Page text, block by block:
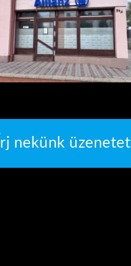
Írj nekünk üzenetet